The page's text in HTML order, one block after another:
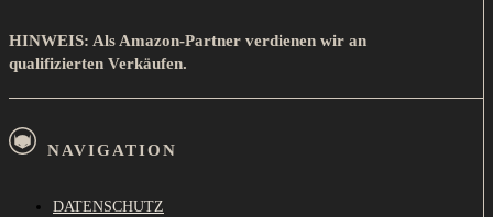
HINWEIS: Als Amazon-Partner verdienen wir an
qualifizierten Verkäufen.
NAVIGATION
DATENSCHUTZ